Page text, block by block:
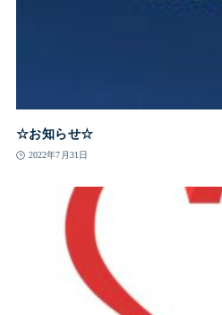
☆お知らせ☆
2022年7月31日